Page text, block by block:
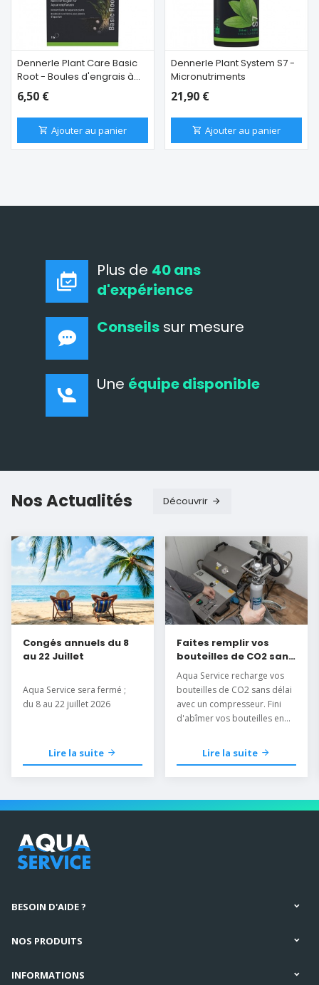
Dennerle Plant Care Basic
Root - Boules d'engrais à
enfoncer dans le sol
6,50 €
Ajouter au panier
Dennerle Plant System S7 -
Micronutriments
21,90 €
Ajouter au panier
Plus de 40 ans
d'expérience
Conseils sur mesure
Une équipe disponible
Nos Actualités Découvrir
Congés annuels du 8
au 22 Juillet
Aqua Service sera fermé ;
du 8 au 22 juillet 2026
Lire la suite
Faites remplir vos
bouteilles de CO2 sans
délai
Aqua Service recharge vos
bouteilles de CO2 sans délai
avec un compresseur. Fini
d'abîmer vos bouteilles en
Lire la suite
BESOIN D'AIDE ?
NOS PRODUITS
INFORMATIONS